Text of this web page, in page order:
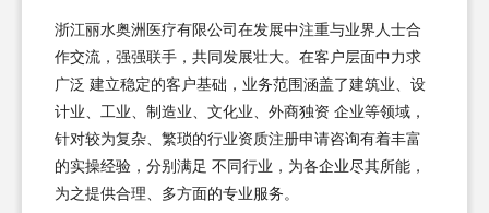
浙江丽水奥洲医疗有限公司在发展中注重与业界人士合
作交流，强强联手，共同发展壮大。在客户层面中力求
广泛 建立稳定的客户基础，业务范围涵盖了建筑业、设
计业、工业、制造业、文化业、外商独资 企业等领域，
针对较为复杂、繁琐的行业资质注册申请咨询有着丰富
的实操经验，分别满足 不同行业，为各企业尽其所能，
为之提供合理、多方面的专业服务。